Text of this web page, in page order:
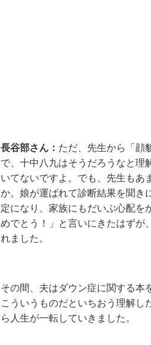
長谷部さん： ただ、先生から「顔
で、十中八九はそうだろうなと理
いてないですよ。でも、先生もあ
か。娘が運ばれて診断結果を聞き
定になり、家族にもだいぶ心配を
めでとう！」と言いにきたはずが
れました。
その間、夫はダウン症に関する本
こういうものだといちおう理解し
ら人生が一転していきました。